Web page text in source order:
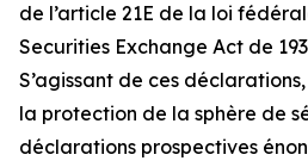
de l’article 21E de la loi
Securities Exchange Act de
S’agissant de ces
la protection de la sphère de
déclarations prospectives